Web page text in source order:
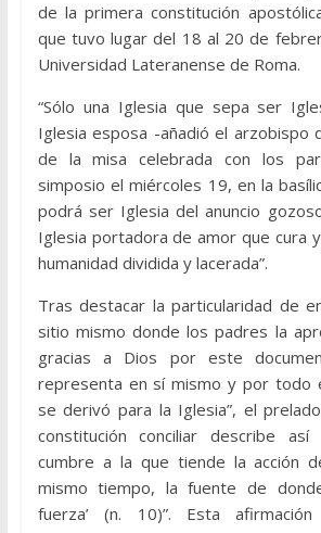
de la primera constitución
que tuvo lugar del 18 al 20 de
Universidad Lateranense de Roma.
“Sólo una Iglesia que sepa ser
Iglesia esposa -añadió el arzobispo
de la misa celebrada con los
simposio el miércoles 19, en la
podrá ser Iglesia del anuncio
Iglesia portadora de amor que cura
humanidad dividida y lacerada”.
Tras destacar la particularidad de
sitio mismo donde los padres la
gracias a Dios por este
representa en sí mismo y por todo
se derivó para la Iglesia”, el
constitución conciliar describe
cumbre a la que tiende la acción
mismo tiempo, la fuente de
fuerza’ (n. 10)”. Esta